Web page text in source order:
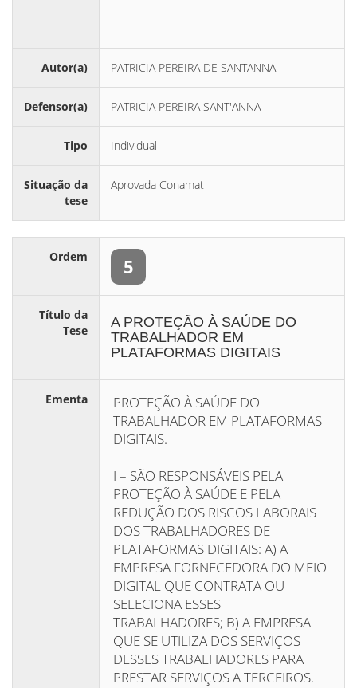
Autor(a) PATRICIA PEREIRA DE SANTANNA
Defensor(a) PATRICIA PEREIRA SANT'ANNA
Tipo Individual
Situação da
tese
Aprovada Conamat
Ordem 5
Título da
Tese
A PROTEÇÃO À SAÚDE DO
TRABALHADOR EM
PLATAFORMAS DIGITAIS
Ementa
PROTEÇÃO À SAÚDE DO
TRABALHADOR EM PLATAFORMAS
DIGITAIS.
I – SÃO RESPONSÁVEIS PELA
PROTEÇÃO À SAÚDE E PELA
REDUÇÃO DOS RISCOS LABORAIS
DOS TRABALHADORES DE
PLATAFORMAS DIGITAIS: A) A
EMPRESA FORNECEDORA DO MEIO
DIGITAL QUE CONTRATA OU
SELECIONA ESSES
TRABALHADORES; B) A EMPRESA
QUE SE UTILIZA DOS SERVIÇOS
DESSES TRABALHADORES PARA
PRESTAR SERVIÇOS A TERCEIROS.